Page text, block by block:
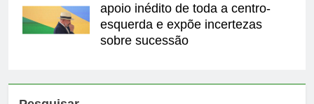
apoio inédito de toda a centro-
esquerda e expõe incertezas
sobre sucessão